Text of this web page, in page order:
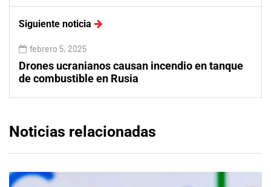
Siguiente noticia
febrero 5, 2025
Drones ucranianos causan incendio en tanque
de combustible en Rusia
Noticias relacionadas